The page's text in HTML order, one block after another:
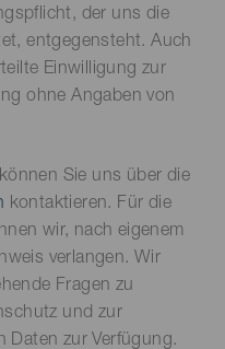
der uns die
entgegensteht. Auch
Einwilligung zur
ohne Angaben von
Sie uns über die
kontaktieren. Für die
wir, nach eigenem
verlangen. Wir
Fragen zu
und zur
Daten zur Verfügung.